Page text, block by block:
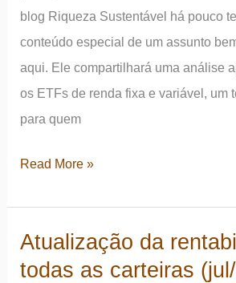
blog Riqueza Sustentável há pouco
conteúdo especial de um assunto
aqui. Ele compartilhará uma análise
os ETFs de renda fixa e variável, um
para quem
ETFs:
Comparativa
de
Read More »
Atualização da
todas as carteiras